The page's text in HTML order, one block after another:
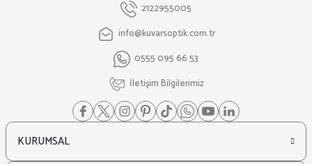
2122955005
info@kuvarsoptik.com.tr
0555 095 66 53
İletişim Bilgilerimiz
KURUMSAL